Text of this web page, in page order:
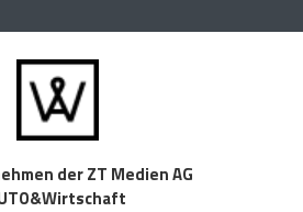
der ZT Medien AG